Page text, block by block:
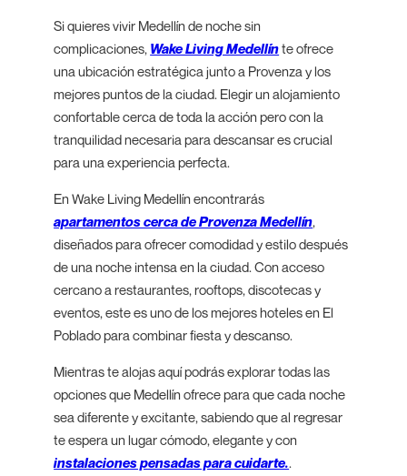
Si quieres vivir Medellín de noche sin
complicaciones, Wake Living Medellínte ofrece
una ubicación estratégica junto a Provenza y los
mejores puntos de la ciudad. Elegir un alojamiento
confortable cerca de toda la acción pero con la
tranquilidad necesaria para descansar es crucial
para una experiencia perfecta.
En Wake Living Medellín encontrarás
apartamentos cerca de Provenza Medellín,
diseñados para ofrecer comodidad y estilo después
de una noche intensa en la ciudad. Con acceso
cercano a restaurantes, rooftops, discotecas y
eventos, este es uno de los mejores hoteles en El
Poblado para combinar fiesta y descanso.
Mientras te alojas aquí podrás explorar todas las
opciones que Medellín ofrece para que cada noche
sea diferente y excitante, sabiendo que al regresar
te espera un lugar cómodo, elegante y con
instalaciones pensadas para cuidarte..